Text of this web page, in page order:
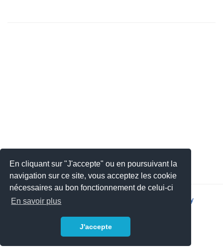
En cliquant sur "J'accepte" ou en poursuivant la
navigation sur ce site, vous acceptez les cookie
nécessaires au bon fonctionnement de celui-ci
En savoir plus
J'accepte
2026 © JSYS | Privacy policy